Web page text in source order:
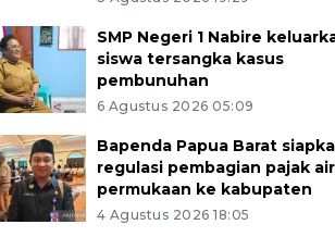
SMP Negeri 1 Nabire
siswa tersangka kasus
pembunuhan
6 Agustus 2026 05:09
Bapenda Papua Barat
regulasi pembagian pajak air
permukaan ke kabupaten
4 Agustus 2026 18:05